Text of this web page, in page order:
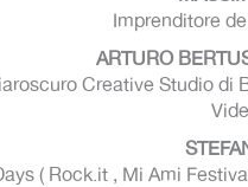
Imprenditore
ARTURO
Creative Studio di
( Rock.it , Mi Ami